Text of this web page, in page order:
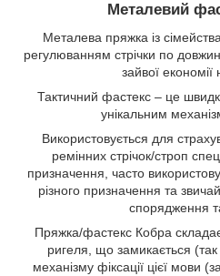
Металевий
Металева пряжка із
регулюванням стрічки по
зайвої економії
Тактичний фастекс – це
унікальним
Використовується для
ремінних стрічок/строп
призначення, часто
різного призначення та
спорядження
Пряжка/фастекс Кобра
ригеля, що замикається
механізму фіксації цієї мови